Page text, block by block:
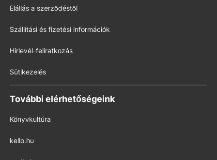
Elállás a szerződéstől
Szállítási és fizetési információk
Hírlevél-feliratkozás
Sütikezelés
További elérhetőségeink
Könyvkultúra
kello.hu